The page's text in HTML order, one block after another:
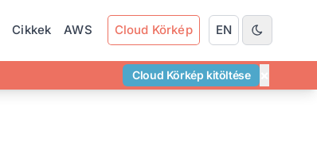
Cikkek AWS Cloud Körkép EN
Cloud Körkép kitöltése